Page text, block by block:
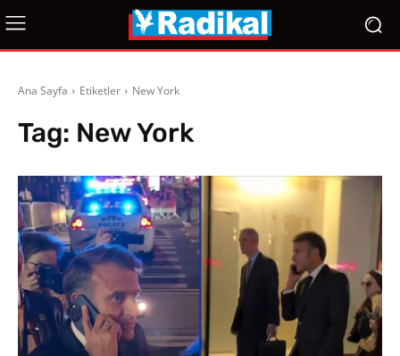
Ana Sayfa Etiketler New York
Tag: New York